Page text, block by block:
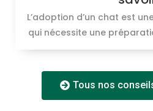
L’adoption d’un chat est
qui nécessite une
Tous nos